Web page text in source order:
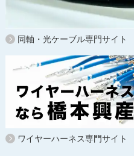
同軸・光ケーブル専門サイト
ワイヤーハーネス専門サイト